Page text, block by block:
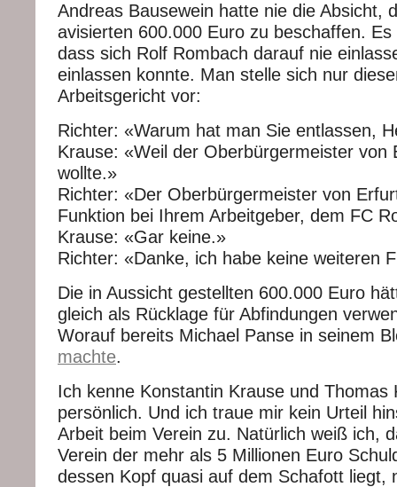
Andreas Bausewein hatte nie die Absicht,
avisierten 600.000 Euro zu beschaffen.
dass sich Rolf Rombach darauf nie
einlassen konnte. Man stelle sich nur
Arbeitsgericht vor:
Richter: «Warum hat man Sie entlassen,
Krause: «Weil der Oberbürgermeister von
wollte.»
Richter: «Der Oberbürgermeister von
Funktion bei Ihrem Arbeitgeber, dem FC
Krause: «Gar keine.»
Richter: «Danke, ich habe keine weiteren
Die in Aussicht gestellten 600.000 Euro
gleich als Rücklage für Abfindungen
Worauf bereits Michael Panse in seinem
machte.
Ich kenne Konstantin Krause und Thomas
persönlich. Und ich traue mir kein Urteil
Arbeit beim Verein zu. Natürlich weiß ich,
Verein der mehr als 5 Millionen Euro
dessen Kopf quasi auf dem Schafott liegt,